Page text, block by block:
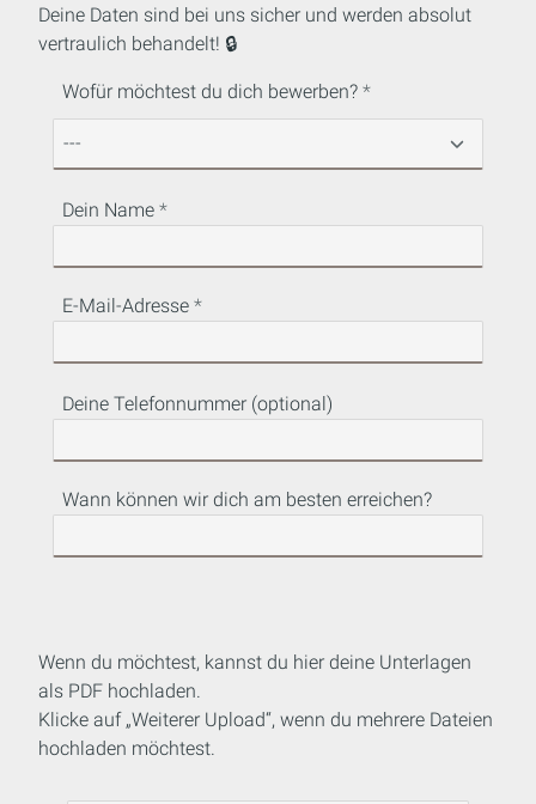
Deine Daten sind bei uns sicher und werden absolut
vertraulich behandelt! 🔒
Wofür möchtest du dich bewerben?
Dein Name
E-Mail-Adresse
Deine Telefonnummer (optional)
Wann können wir dich am besten erreichen?
Wenn du möchtest, kannst du hier deine Unterlagen
als PDF hochladen.
Klicke auf „Weiterer Upload“, wenn du mehrere Dateien
hochladen möchtest.